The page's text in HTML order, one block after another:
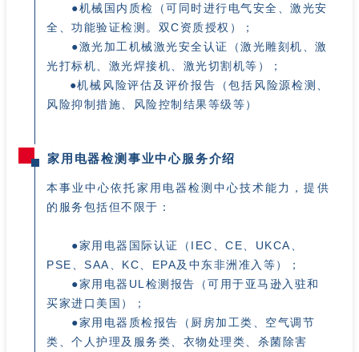
●机械国内质检（可同时进行电气安全、激光安
全、功能验证检测。 双C资质授权）；
●激光加工机械激光安全认证（激光雕刻机、激
光打标机、激光焊接机、激光切割机等）；
●机械风险评估及评价报告（包括风险源检测、
风险抑制措施、风险控制结果等级等）
家用电器检测事业中心服务介绍
本事业中心依托家用电器检测中心技术能力，提供
的服务包括但不限于：
●家用电器国际认证（IEC、CE、UKCA、
PSE、SAA、KC、EPA及中东非洲准入等）；
●家用电器UL检测报告（可用于亚马逊入驻和
买家进口美国）；
●家用电器质检报告（厨房加工类、空气调节
类、个人护理及服务类、衣物处理类、杀菌除害